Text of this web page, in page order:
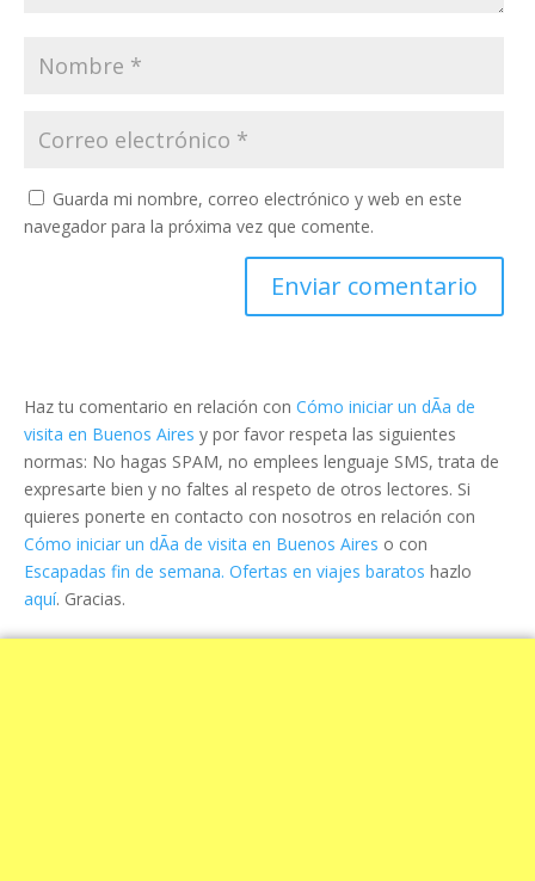
Guarda mi nombre, correo electrónico y web en este
navegador para la próxima vez que comente.
Haz tu comentario en relación con Cómo iniciar un dÃ­a de
visita en Buenos Aires y por favor respeta las siguientes
normas: No hagas SPAM, no emplees lenguaje SMS, trata de
expresarte bien y no faltes al respeto de otros lectores. Si
quieres ponerte en contacto con nosotros en relación con
Cómo iniciar un dÃ­a de visita en Buenos Aires o con
Escapadas fin de semana. Ofertas en viajes baratos hazlo
aquí. Gracias.